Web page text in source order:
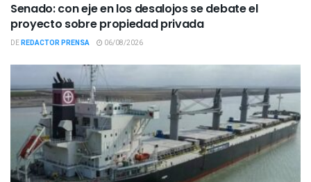
Senado: con eje en los desalojos se debate el
proyecto sobre propiedad privada
DEREDACTOR PRENSA 06/08/2026